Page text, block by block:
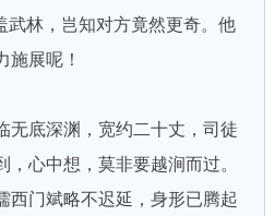
武林，岂知对方竟然更奇。他
施展呢！
底深渊，宽约二十丈，司徒
心中想，莫非要越涧而过。
门斌略不迟延，身形已腾起